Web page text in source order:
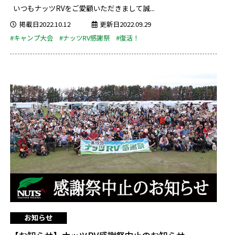
いつもナッツRVをご愛顧いただきまして誠...
掲載日2022.10.12
更新日2022.09.29
#キャンプ大会
#ナッツRV感謝祭 #復活！
お知らせ